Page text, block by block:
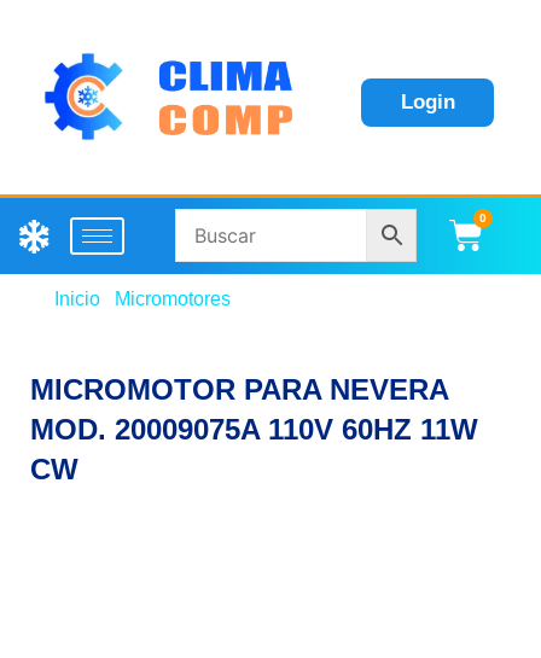
Login
0
Inicio Micromotores
MICROMOTOR PARA NEVERA
MOD. 20009075A 110V 60HZ 11W
CW